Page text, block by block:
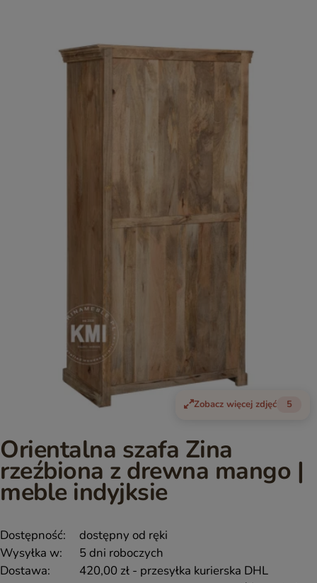
Zobacz więcej zdjęć 5
Orientalna szafa Zina
rzeźbiona z drewna mango |
meble indyjksie
Dostępność:
dostępny od ręki
Wysyłka w:
5 dni roboczych
Dostawa:
420,00 zł - przesyłka kurierska DHL